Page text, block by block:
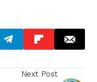
Next Post